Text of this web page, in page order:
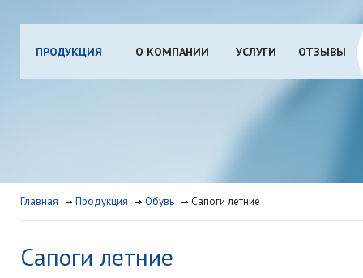
ПРОДУКЦИЯ О КОМПАНИИ УСЛУГИ ОТЗЫВЫ
Главная Продукция Обувь Сапоги летние
Сапоги летние